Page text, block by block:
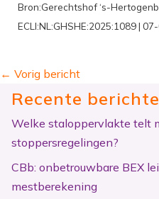
Bron:Gerechtshof ‘s-
ECLI:NL:GHSHE:2025:1089 |
← Vorig bericht
Recente
Welke staloppervlakte telt
stoppersregelingen?
CBb: onbetrouwbare BEX
mestberekening